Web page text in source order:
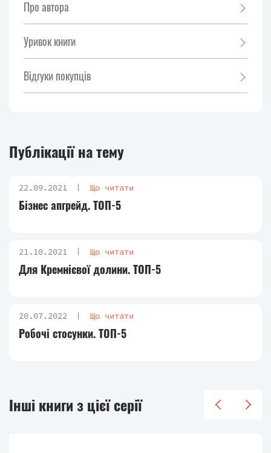
Про автора
Уривок книги
Відгуки покупців
Публікації на тему
22.09.2021 Що читати
Бізнес апгрейд. ТОП-5
21.10.2021 Що читати
Для Кремнієвої долини. ТОП-5
20.07.2022 Що читати
Робочі стосунки. ТОП-5
Інші книги з цієї серії